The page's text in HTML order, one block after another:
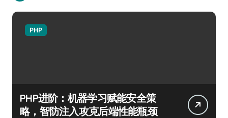
PHP
PHP进阶：机器学习赋能安全策
略，智防注入攻克后端性能瓶颈